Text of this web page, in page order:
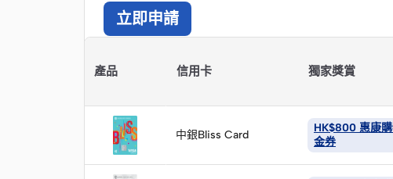
立即申請
產品 信用卡 獨家獎賞
中銀Bliss Card
立
申
HK$800 惠康
金券
立